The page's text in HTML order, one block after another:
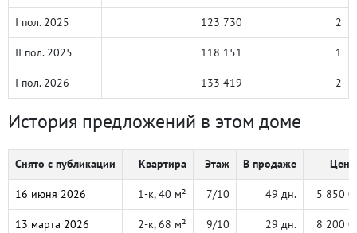
I пол. 2025 123 730 2
II пол. 2025 118 151 1
I пол. 2026 133 419 2
История предложений в этом доме
Снято с публикации Квартира Этаж В продаже
16 июня 2026 1-к, 40 м² 7/10 49 дн. 5 850
13 марта 2026 2-к, 68 м² 9/10 29 дн. 8 200